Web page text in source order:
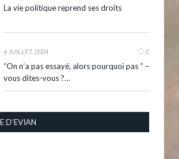
La vie politique reprend ses droits
6 JUILLET 2024 0
“On n’a pas essayé, alors pourquoi pas ” –
vous dites-vous ?…
D’EVIAN